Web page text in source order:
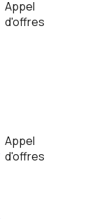
Appel
d'offres
Appel
d'offres